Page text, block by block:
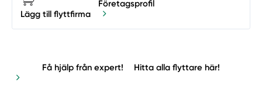
Lägg till flyttfirma
Företagsprofil
Få hjälp från expert! Hitta alla flyttare här!